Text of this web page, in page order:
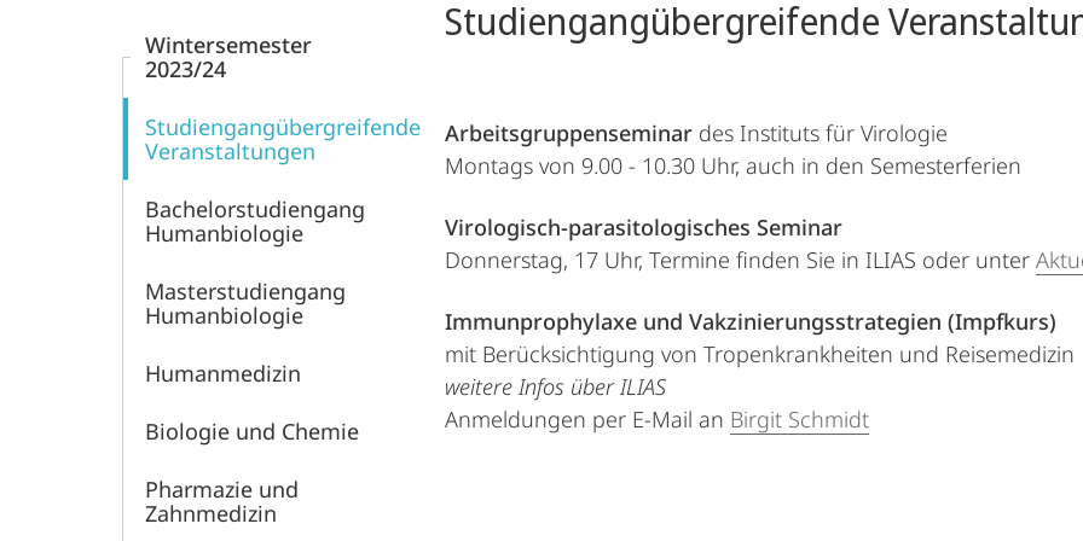
Wintersemester
2023/24
Studiengangübergreifende
Veranstaltungen
Bachelorstudiengang
Humanbiologie
Masterstudiengang
Humanbiologie
Humanmedizin
Biologie und Chemie
Pharmazie und
Zahnmedizin
Studiengangübergreifende
Arbeitsgruppenseminar des Instituts für Virologie
Montags von 9.00 - 10.30 Uhr, auch in den Semesterferien
Virologisch-parasitologisches Seminar
Donnerstag, 17 Uhr, Termine finden Sie in ILIAS oder unter
Immunprophylaxe und Vakzinierungsstrategien (Impfkurs)
mit Berücksichtigung von Tropenkrankheiten und Reisemedizin
weitere Infos über ILIAS
Anmeldungen per E-Mail an Birgit Schmidt